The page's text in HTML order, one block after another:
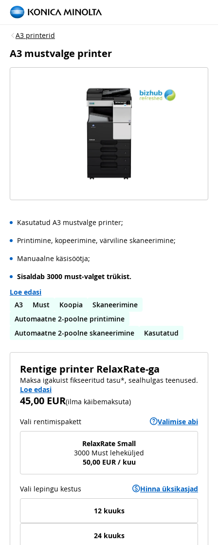
A3 printerid
A3 mustvalge printer
Kasutatud A3 mustvalge printer;
Printimine, kopeerimine, värviline skaneerimine;
Manuaalne käsisöötja;
Sisaldab 3000 must-valget trükist.
Loe edasi
A3
Must Koopia
Skaneerimine
Automaatne 2-poolne printimine
Automaatne 2-poolne skaneerimine
Kasutatud
Rentige printer RelaxRate-ga
Maksa igakuist fikseeritud tasu*, sealhulgas teenused.
Loe edasi
45,00 EUR(ilma käibemaksuta)
Vali rentimispakett Valimise abi
RelaxRate Small
3000 Must leheküljed
50,00 EUR / kuu
Vali lepingu kestus Hinna üksikasjad
12 kuuks
24 kuuks